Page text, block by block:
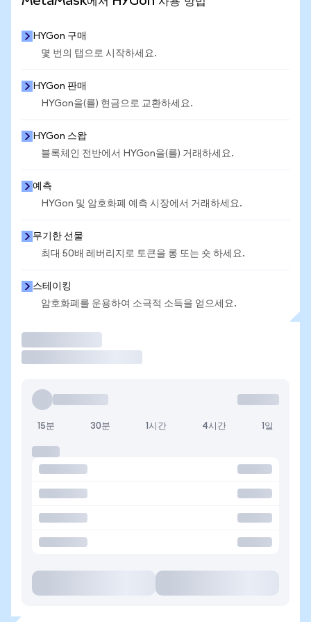
HYGon 구매
몇 번의 탭으로 시작하세요.
HYGon 판매
HYGon을(를) 현금으로 교환하세요.
HYGon 스왑
블록체인 전반에서 HYGon을(를) 거래하세요.
예측
HYGon 및 암호화폐 예측 시장에서 거래하세요.
무기한 선물
최대 50배 레버리지로 토큰을 롱 또는 숏 하세요.
스테이킹
암호화폐를 운용하여 소극적 소득을 얻으세요.
15분 30분 1시간 4시간 1일